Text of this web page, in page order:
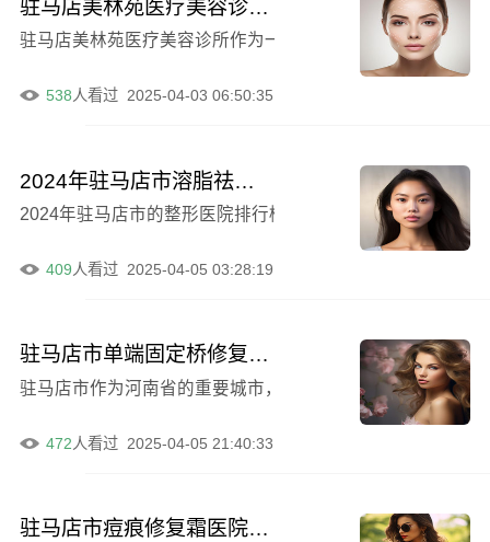
驻马店美林苑医疗美容诊所地址及价格费用清单2024年一览
驻马店美林苑医疗美容诊所作为一家备受关注的医疗机构，
2025-04-03 06:50:35
538人看过
2024年驻马店市溶脂祛眼袋手术整形医院排行榜前十强震撼揭晓
2024年驻马店市的整形医院排行榜前十强震撼揭晓！这是
2025-04-05 03:28:19
409人看过
驻马店市单端固定桥修复医院排名十强出炉（驻马店市单端固定桥修复口腔医院稳坐龙头）
驻马店市作为河南省的重要城市，拥有众多口腔医院。在单
2025-04-05 21:40:33
472人看过
驻马店市痘痕修复霜医院排名哪家强（驻马店芳艺医疗美容上榜）